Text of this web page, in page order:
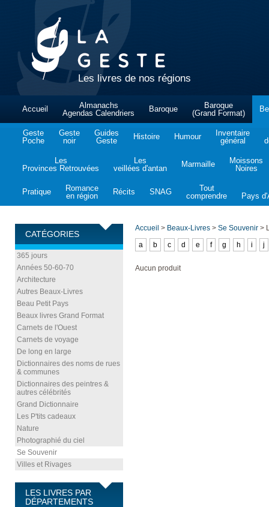
Les livres de nos régions
Accueil
Almanachs
Agendas Calendriers
Baroque
Baroque
(Grand Format)
Geste
Poche
Geste
noir
Guides
Geste
Histoire Humour
Inventaire
général
Les
Provinces Retrouvées
Les
veillées d'antan
Marmaille
Moissons
Noires
Pratique
Romance
en région
Récits SNAG
Tout
comprendre
Pays
CATÉGORIES
365 jours
Années 50-60-70
Architecture
Autres Beaux-Livres
Beau Petit Pays
Beaux livres Grand Format
Carnets de l'Ouest
Carnets de voyage
De long en large
Dictionnaires des noms de rues
& communes
Dictionnaires des peintres &
autres célébrités
Grand Dictionnaire
Les P'tits cadeaux
Nature
Photographié du ciel
Se Souvenir
Villes et Rivages
LES LIVRES PAR
DÉPARTEMENTS
Accueil > Beaux-Livres > Se Souvenir >
a
b c d e f g h i j
Aucun produit